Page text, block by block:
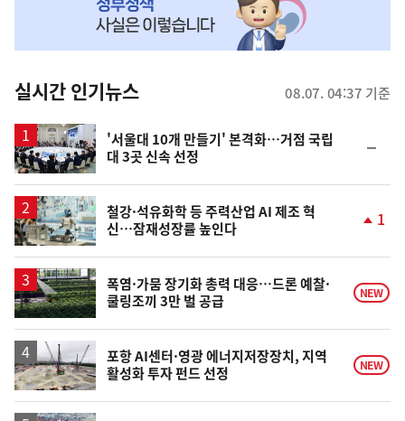
뉴
스
실시간 인기뉴스 08.07. 04:37 기준
'서울대 10개 만들기' 본격화…거점 국립
대 3곳 신속 선정
일
철강·석유화학 등 주력산업 AI 제조 혁
신…잠재성장률 높인다
상
승
1
폭염·가뭄 장기화 총력 대응…드론 예찰·
쿨링조끼 3만 벌 공급
NEW
포항 AI센터·영광 에너지저장장치, 지역
활성화 투자 펀드 선정
NEW